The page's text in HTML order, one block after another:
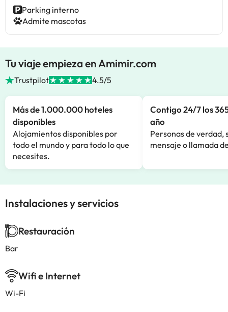
Parking interno
Admite mascotas
Tu viaje empieza en Amimir.com
Trustpilot 4.5/5
Más de 1.000.000 hoteles
disponibles
Alojamientos disponibles por
todo el mundo y para todo lo que
necesites.
Contigo 24/7 los
año
Personas de verdad,
mensaje o llamada
Instalaciones y servicios
Restauración
Bar
Wifi e Internet
Wi-Fi